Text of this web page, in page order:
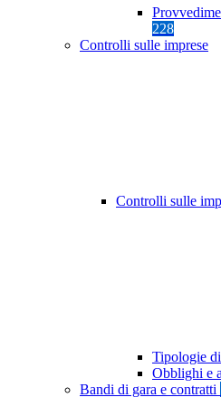
228
Controlli sulle imprese
Controlli sulle
Tipologie
Obblighi e
Bandi di gara e contratti